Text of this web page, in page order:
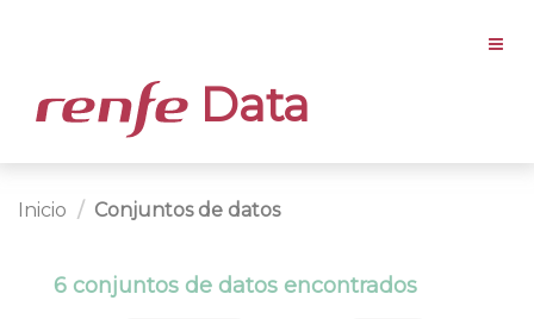
Data
Inicio Conjuntos de datos
6 conjuntos de datos encontrados